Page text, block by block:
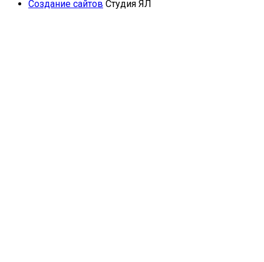
Создание сайтов Студия ЯЛ